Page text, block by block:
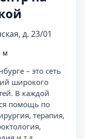
д. 23/01
м
– это сеть
широкого
В каждой
помощь по
терапия,